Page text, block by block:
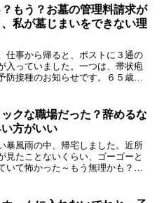
くださいと言っているようなも
けど大丈夫でした。蚊を...
？もう？お墓の管理料請求が
私が墓じまいをできない理
仕事から帰ると、ポストに３通の
入っていました。一つは、帯状疱
防接種のお知らせです。６５歳に
いと思います。某ワクチンが原因
知症を発症した知人...
クな職場だった？辞めるな
い方がいい
暴風雨の中、帰宅しました。近所
見たことないくらい、ゴーゴーと
いて怖かった～もう無理かも？昨